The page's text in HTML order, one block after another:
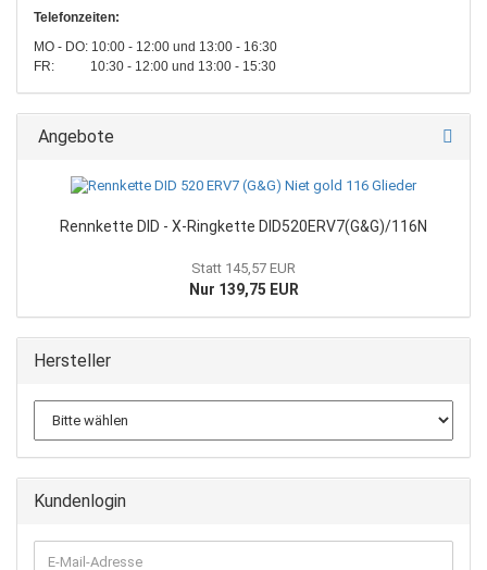
Telefonzeiten:
MO - DO: 10:00 - 12:00 und 13:00 - 16:30
FR: 10:30 - 12:00 und 13:00 - 15:30
Angebote
Rennkette DID - X-Ringkette DID520ERV7(G&G)/116N
Statt 145,57 EUR
Nur 139,75 EUR
Hersteller
Kundenlogin
E-